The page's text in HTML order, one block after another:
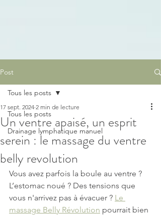
Post
Tous les posts
Drainage lymphatique manuel
Tous les posts
Un ventre apaisé, un esprit
serein : le massage du ventre
belly revolution
17 sept. 2024 2 min de lecture
Vous avez parfois la boule au ventre ?
L’estomac noué ? Des tensions que
vous n'arrivez pas à évacuer ? Le
massage Belly Révolution pourrait bien